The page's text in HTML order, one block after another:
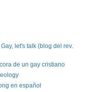
let's talk (blog del rev.
de un gay cristiano
en español